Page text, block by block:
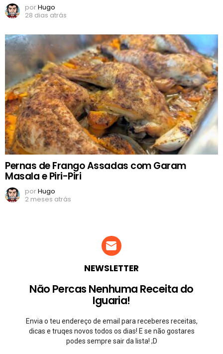
porHugo
28 dias atrás
Pernas de Frango Assadas com Garam
Masala e Piri-Piri
porHugo
2 meses atrás
NEWSLETTER
Não Percas Nenhuma Receita do
Iguaria!
Envia o teu endereço de email para receberes receitas,
dicas e truqes novos todos os dias! E se não gostares
podes sempre sair da lista! ;D